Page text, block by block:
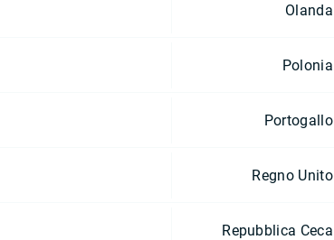
Olanda
Polonia
Portogallo
Regno Unito
Repubblica Ceca